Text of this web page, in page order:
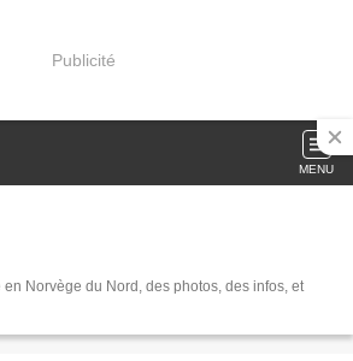
Publicité
MENU
en Norvège du Nord, des photos, des infos, et